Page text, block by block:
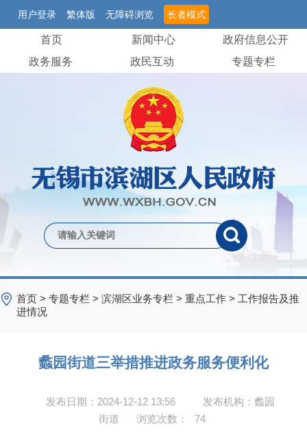
用户登录 繁体版 无障碍浏览 长者模式
首页 新闻中心
政府信息公开
政务服务
政民互动 专题专栏
首页 > 专题专栏 > 滨湖区业务专栏 > 重点工作 > 工作报告及推
进情况
蠡园街道三举措推进政务服务便利化
发布日期：2024-12-12 13:56
发布机构：蠡园
街道
浏览次数： 74